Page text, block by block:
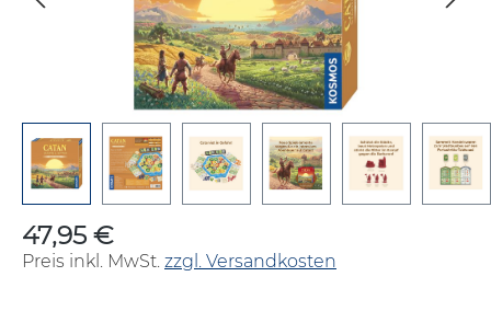
Regulärer Preis:
47,95 €
Preis inkl. MwSt. zzgl. Versandkosten